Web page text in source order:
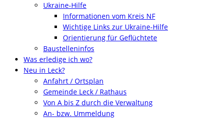
Ukraine-Hilfe
Informationen vom Kreis NF
Wichtige Links zur Ukraine-Hilfe
Orientierung für Geflüchtete
Baustelleninfos
Was erledige ich wo?
Neu in Leck?
Anfahrt / Ortsplan
Gemeinde Leck / Rathaus
Von A bis Z durch die Verwaltung
An- bzw. Ummeldung